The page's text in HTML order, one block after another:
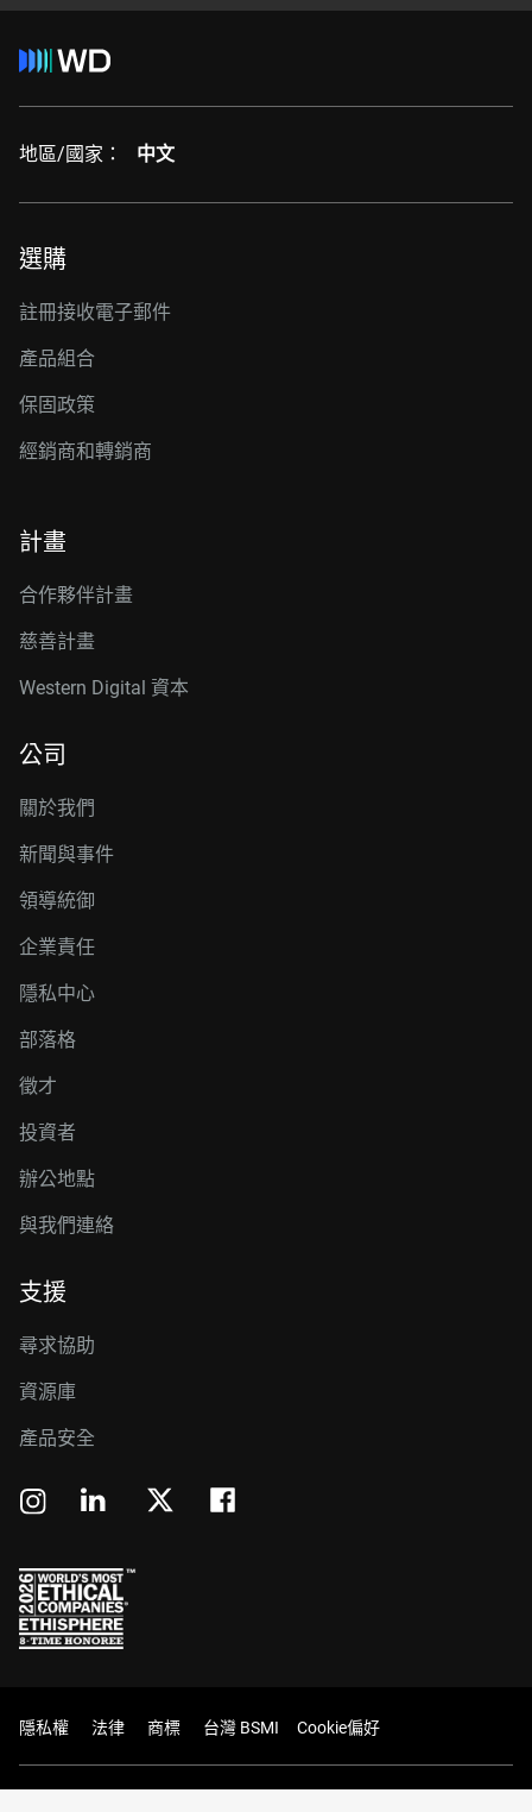
地區/國家： 中文
選購
註冊接收電子郵件
產品組合
保固政策
經銷商和轉銷商
計畫
合作夥伴計畫
慈善計畫
Western Digital 資本
公司
關於我們
新聞與事件
領導統御
企業責任
隱私中心
部落格
徵才
投資者
辦公地點
與我們連絡
支援
尋求協助
資源庫
產品安全
隱私權 法律 商標 台灣 BSMI Cookie偏好